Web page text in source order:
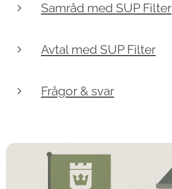
Samråd med SUP Filter
Avtal med SUP Filter
Frågor & svar